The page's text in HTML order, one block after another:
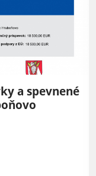
a spevnené